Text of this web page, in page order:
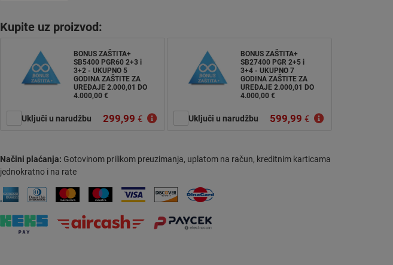
Kupite uz proizvod:
BONUS ZAŠTITA+
SB5400 PGR60 2+3 i
3+2 - UKUPNO 5
GODINA ZAŠTITE ZA
UREĐAJE 2.000,01 DO
4.000,00 €
Uključi u narudžbu 299,99 €
BONUS ZAŠTITA+
SB27400 PGR 2+5 i
3+4 - UKUPNO 7
GODINA ZAŠTITE ZA
UREĐAJE 2.000,01 DO
4.000,00 €
Uključi u narudžbu 599,99 €
Načini plaćanja: Gotovinom prilikom preuzimanja, uplatom na račun, kreditnim karticama
jednokratno i na rate